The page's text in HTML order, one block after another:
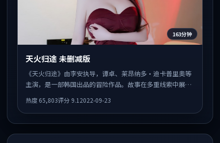
163分钟
天火归途 未删减版
《天火归途》由李安执导，谭卓、莱昂纳多·迪卡普里奥等
主演，是一部韩国出品的冒险作品。故事在多重线索中展
欢强叙事的观众。
热度 65,803评分 9.1 2022-09-23